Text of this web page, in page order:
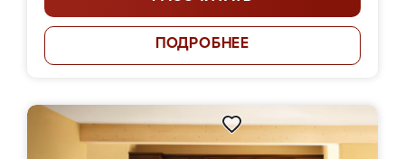
ПОДРОБНЕЕ